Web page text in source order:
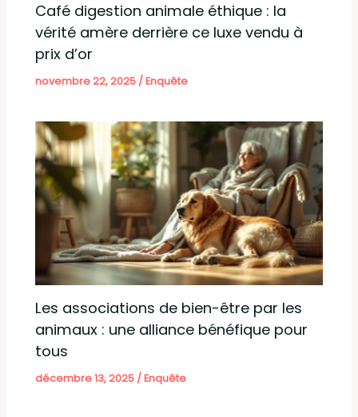
Café digestion animale éthique : la
vérité amère derrière ce luxe vendu à
prix d’or
novembre 22, 2025 /Enquête
Les associations de bien-être par les
animaux : une alliance bénéfique pour
tous
décembre 13, 2025 /Enquête